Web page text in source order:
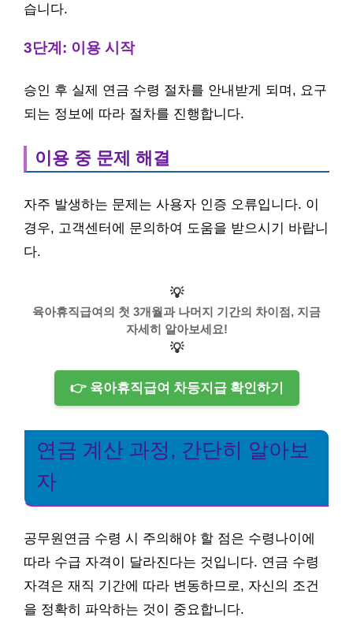
습니다.
3단계: 이용 시작
승인 후 실제 연금 수령 절차를 안내받게 되며, 요구
되는 정보에 따라 절차를 진행합니다.
이용 중 문제 해결
자주 발생하는 문제는 사용자 인증 오류입니다. 이
경우, 고객센터에 문의하여 도움을 받으시기 바랍니
다.
💡
육아휴직급여의 첫 3개월과 나머지 기간의 차이점, 지금
자세히 알아보세요!
💡
👉 육아휴직급여 차등지급 확인하기
연금 계산 과정, 간단히 알아보
자
공무원연금 수령 시 주의해야 할 점은 수령나이에
따라 수급 자격이 달라진다는 것입니다. 연금 수령
자격은 재직 기간에 따라 변동하므로, 자신의 조건
을 정확히 파악하는 것이 중요합니다.